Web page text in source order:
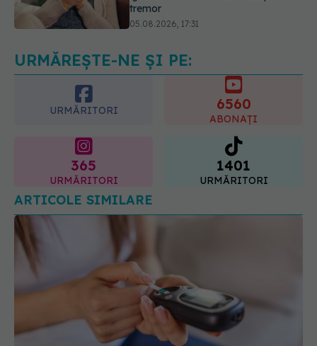
Gabriela Cristea, manifest pentru
respect și acceptare: Corpul
fiecăruia spune o poveste
URMĂREȘTE-NE ȘI PE:
URMĂRITORI 6560
ABONAȚI
365
URMĂRITORI
1401
URMĂRITORI
ARTICOLE SIMILARE